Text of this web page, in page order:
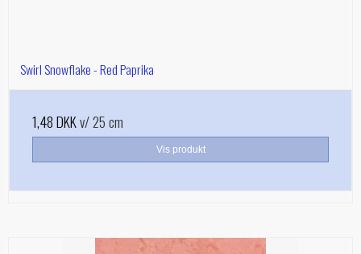
Swirl Snowflake - Red Paprika
1,48 DKKv/ 25 cm
Vis produkt